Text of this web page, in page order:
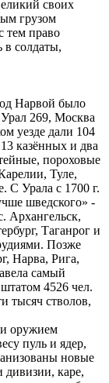
своих
грузом
тем право
в солдаты,
Нарвой было
269, Москва
уезде дали 104
казённых и два
пороховые
Туле,
С Урала с 1700 г.
шведского» -
Архангельск,
Таганрог и
Позже
Нарва, Рига,
самый
4526 чел.
тысяч стволов,
оружием
пуль и ядер,
новые
дивизии, каре,